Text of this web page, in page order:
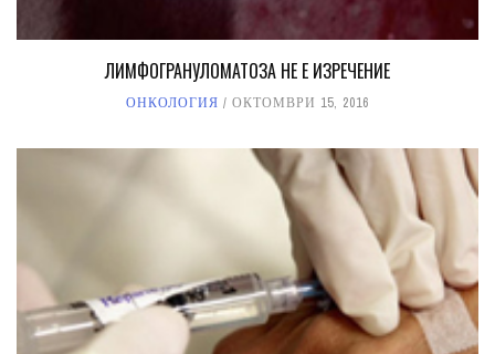
ЛИМФОГРАНУЛОМАТОЗА НЕ Е ИЗРЕЧЕНИЕ
ОНКОЛОГИЯ ОКТОМВРИ 15, 2016